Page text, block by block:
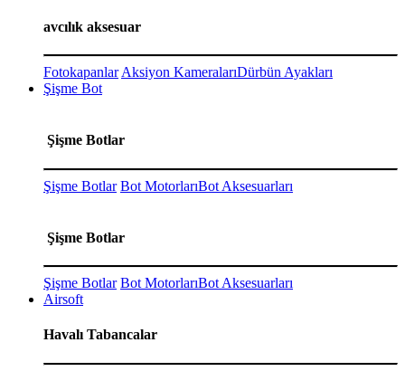
avcılık aksesuar
Fotokapanlar Aksiyon KameralarıDürbün Ayakları
Şişme Bot
Şişme Botlar
Şişme Botlar Bot MotorlarıBot Aksesuarları
Şişme Botlar
Şişme Botlar Bot MotorlarıBot Aksesuarları
Airsoft
Havalı Tabancalar